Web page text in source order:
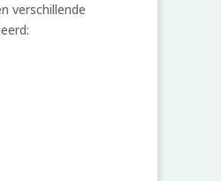
verschillende